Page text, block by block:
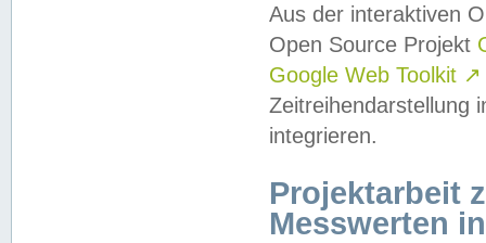
Aus der interaktiven
Open Source Projekt
Google Web Toolkit ↗
Zeitreihendarstellung
integrieren.
Projektarbeit
Messwerten